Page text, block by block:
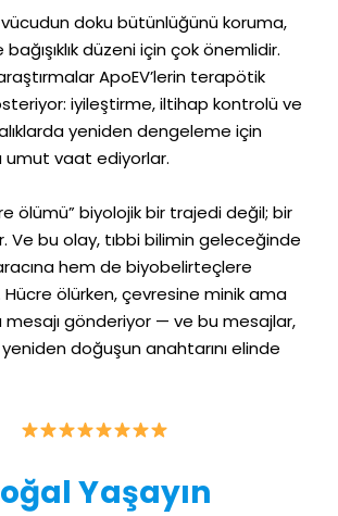
doku bütünlüğünü koruma,
düzeni için çok önemlidir.
ApoEV’lerin terapötik
iyileştirme, iltihap kontrolü ve
yeniden dengeleme için
umut vaat ediyorlar.
ölümü” biyolojik bir trajedi değil; bir
Ve bu olay, tıbbi bilimin geleceğinde
hem de biyobelirteçlere
ölürken, çevresine minik ama
mesajı gönderiyor — ve bu mesajlar,
doğuşun anahtarını elinde
Yaşayın